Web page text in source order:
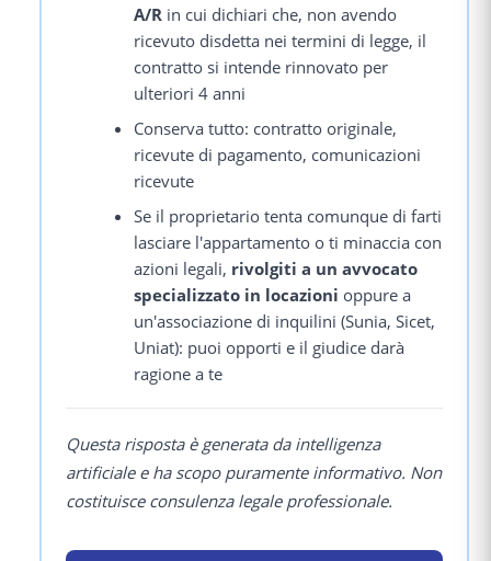
A/R in cui dichiari che, non avendo
ricevuto disdetta nei termini di legge, il
contratto si intende rinnovato per
ulteriori 4 anni
Conserva tutto: contratto originale,
ricevute di pagamento, comunicazioni
ricevute
Se il proprietario tenta comunque di farti
lasciare l'appartamento o ti minaccia con
azioni legali, rivolgiti a un avvocato
specializzato in locazioni oppure a
un'associazione di inquilini (Sunia, Sicet,
Uniat): puoi opporti e il giudice darà
ragione a te
Questa risposta è generata da intelligenza
artificiale e ha scopo puramente informativo. Non
costituisce consulenza legale professionale.